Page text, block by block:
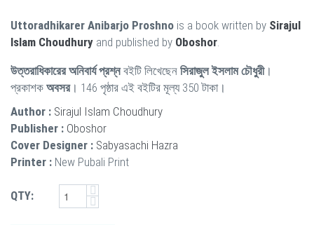
Uttoradhikarer Anibarjo Proshno is a book written by Sirajul
Islam Choudhury and published by Oboshor
উত্তরাধিকারের অনিবার্য প্রশ্নবইটি লিখেছেন সিরাজুল ইসলাম চৌধুরী।
প্রকাশক অবসর। 146 পৃষ্ঠার এই বইটির মূল্য 350 টাকা।
Author : Sirajul Islam Choudhury
Publisher : Oboshor
Cover Designer : Sabyasachi Hazra
Printer : New Pubali Print
QTY: